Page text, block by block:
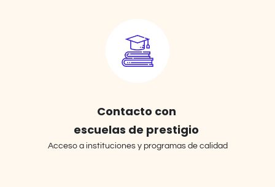
Contacto con
escuelas de prestigio
Acceso a instituciones y programas de calidad